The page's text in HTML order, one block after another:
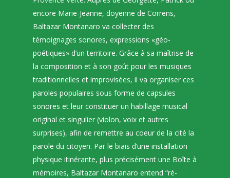
encore Marie-Jeanne, doyenne de Correns,
Baltazar Montanaro va collecter des
témoignages sonores, expressions «géo-
poétiques» d’un territoire. Grâce à sa maîtrise de
la composition et à son goût pour les musiques
traditionnelles et improvisées, il va organiser ces
paroles populaires sous forme de capsules
sonores et leur constituer un habillage musical
original et singulier (violon, voix et autres
surprises), afin de remettre au coeur de la cité la
parole du citoyen. Par le biais d’une installation
physique itinérante, plus précisément une Boîte à
mémoires, Baltazar Montanaro entend “ré-